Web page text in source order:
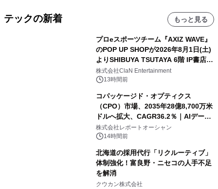
テックの新着 もっと見る
プロeスポーツチーム『AXIZ WAVE』
のPOP UP SHOPが2026年8月1日(土)
よりSHIBUYA TSUTAYA 6階 IP書店で
開催決定！！
株式会社ClaN Entertainment
13時間前
コパッケージド・オプティクス
（CPO）市場、2035年28億8,700万米
ドルへ拡大、CAGR36.2％｜AIデータ
センター・高速光通信需要が成長を加
速
株式会社レポートオーシャン
14時間前
北海道の採用代行「リクルーティブ」
体制強化！富良野・ニセコの人手不足
を解消
クウカン株式会社